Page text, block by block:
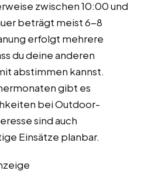
zwischen 10:00 und
beträgt meist 6-8
erfolgt mehrere
du deine anderen
abstimmen kannst.
gibt es
bei Outdoor-
sind auch
Einsätze planbar.